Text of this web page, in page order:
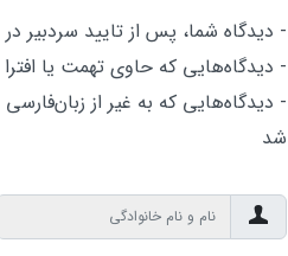
- دیدگاه شما، پس از تایید سردبیر
- دیدگاه‌هایی که حاوی تهمت یا
- دیدگاه‌هایی که به غیر از
شد